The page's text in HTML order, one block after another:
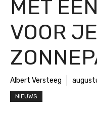
MET
VOOR JE
Albert Versteeg
NIEUWS